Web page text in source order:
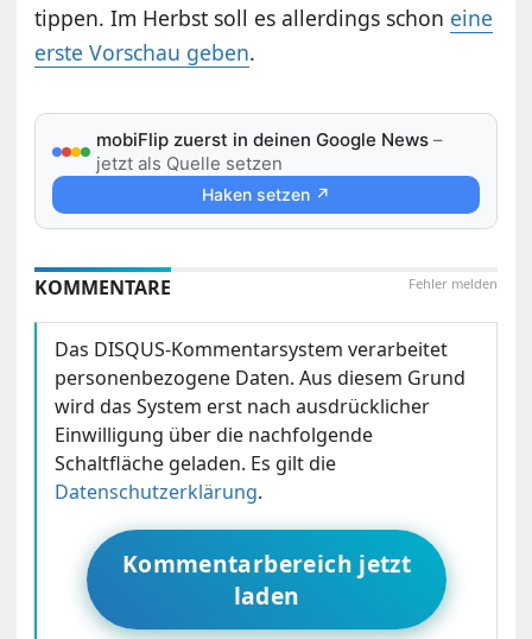
tippen. Im Herbst soll es allerdings schon eine
erste Vorschau geben.
mobiFlip zuerst in deinen Google News –
jetzt als Quelle setzen
Haken setzen ↗
Fehler melden
KOMMENTARE
Das DISQUS-Kommentarsystem verarbeitet
personenbezogene Daten. Aus diesem Grund
wird das System erst nach ausdrücklicher
Einwilligung über die nachfolgende
Schaltfläche geladen. Es gilt die
Datenschutzerklärung.
Kommentarbereich jetzt
laden